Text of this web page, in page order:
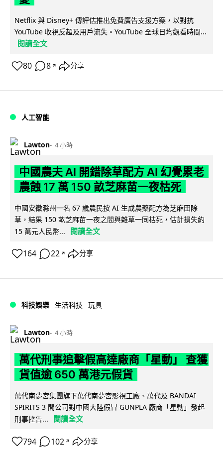
Netflix 與 Disney+ 傳評估推出免費廣告支援方案，以對抗
YouTube 收視反超及用戶流失。YouTube 全球日均觀看時間...
閱讀全文
80 8 ↗ 分享
人工智能
Lawton 4 小時
中國農夫 AI 開錯除草配方 AI 幻覺累老
農蝕 17 萬 150 畝芝麻苗一夜枯死
中國安徽滁州一名 67 歲農民按 AI 生成農藥配方為芝麻田除
草，結果 150 畝芝麻苗一夜之間與雜草一同枯死，估計損失約
15 萬元人民幣...
閱讀全文
164 22 ↗ 分享
科技娛樂 生活科技 玩具
Lawton 4 小時
萬代刑事追擊假高達廠商「星動」 查獲
貨值逾 650 萬港元假貨
萬代南夢宮集團旗下萬代南夢宮影視工廠、萬代及 BANDAI
SPIRITS 3 間公司對中國大陸假冒 GUNPLA 廠商「星動」發起
刑事控告...
閱讀全文
794 102 ↗ 分享